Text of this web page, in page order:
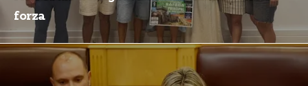
forza